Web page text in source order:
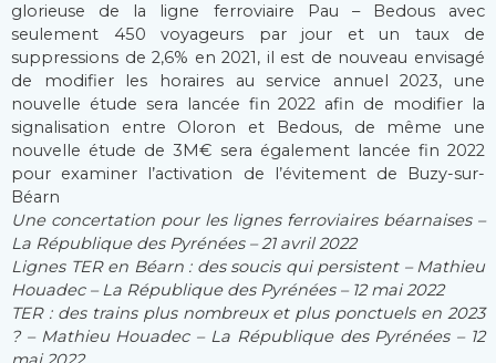
glorieuse de la ligne ferroviaire Pau – Bedous avec
seulement 450 voyageurs par jour et un taux de
suppressions de 2,6% en 2021, il est de nouveau envisagé
de modifier les horaires au service annuel 2023, une
nouvelle étude sera lancée fin 2022 afin de modifier la
signalisation entre Oloron et Bedous, de même une
nouvelle étude de 3M€ sera également lancée fin 2022
pour examiner l’activation de l’évitement de Buzy-sur-
Béarn
Une concertation pour les lignes ferroviaires béarnaises –
La République des Pyrénées – 21 avril 2022
Lignes TER en Béarn : des soucis qui persistent – Mathieu
Houadec – La République des Pyrénées – 12 mai 2022
TER : des trains plus nombreux et plus ponctuels en 2023
? – Mathieu Houadec – La République des Pyrénées – 12